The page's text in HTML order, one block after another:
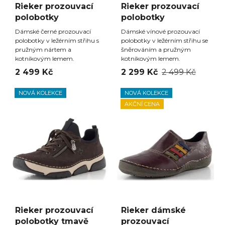
Rieker prozouvací
polobotky
Dámské černé prozouvací
polobotky v ležérním střihu s
pružným nártem a
kotníkovým lemem.
2 499 Kč
Rieker prozouvací
polobotky
Dámské vínové prozouvací
polobotky v ležérním střihu se
šněrováním a pružným
kotníkovým lemem.
2 299 Kč 2 499 Kč
NOVÁ KOLEKCE
Rieker prozouvací
polobotky tmavě
NOVÁ KOLEKCE
AKČNÍ CENA
Rieker dámské
prozouvací